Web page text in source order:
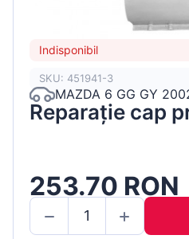
Indisponibil
SKU: 451941-3
MAZDA 6 GG GY
Reparație cap
253.70 RON